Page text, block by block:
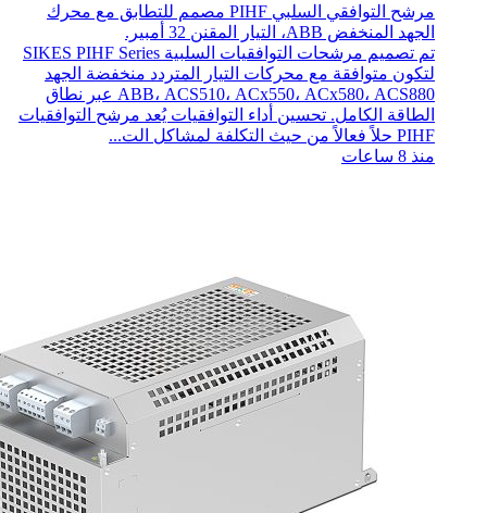
مرشح التوافقي السلبي PIHF مصمم للتطابق مع محرك
الجهد المنخفض ABB، التيار المقنن 32 أمبير.
تم تصميم مرشحات التوافقيات السلبية SIKES PIHF Series
لتكون متوافقة مع محركات التيار المتردد منخفضة الجهد
ABB، ACS510، ACx550، ACx580، ACS880 عبر نطاق
الطاقة الكامل. تحسين أداء التوافقيات يُعد مرشح التوافقيات
PIHF حلاً فعالاً من حيث التكلفة لمشاكل الت...
منذ 8 ساعات